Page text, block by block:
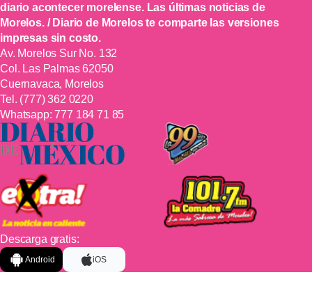
diario acontecer morelense. Las últimas noticias de
Morelos. / Diario de Morelos te comparte las versiones
impresas sin costo.
Av. Morelos Sur No. 132
Col. Las Palmas 62050
Cuernavaca, Morelos
Tel. (777) 362 0220
Whatsapp:777 184 71 85
Descarga gratis:
Android iOS